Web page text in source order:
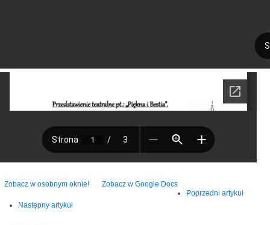
Zobacz w osobnym oknie!
Zobacz w Google Docs
Poprzedni artykuł
Następny artykuł